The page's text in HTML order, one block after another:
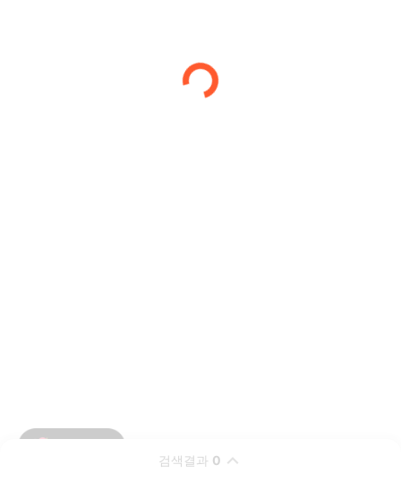
검색결과 0